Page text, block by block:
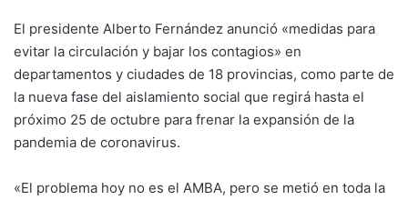
El presidente Alberto Fernández anunció «medidas para
evitar la circulación y bajar los contagios» en
departamentos y ciudades de 18 provincias, como parte de
la nueva fase del aislamiento social que regirá hasta el
próximo 25 de octubre para frenar la expansión de la
pandemia de coronavirus.
«El problema hoy no es el AMBA, pero se metió en toda la